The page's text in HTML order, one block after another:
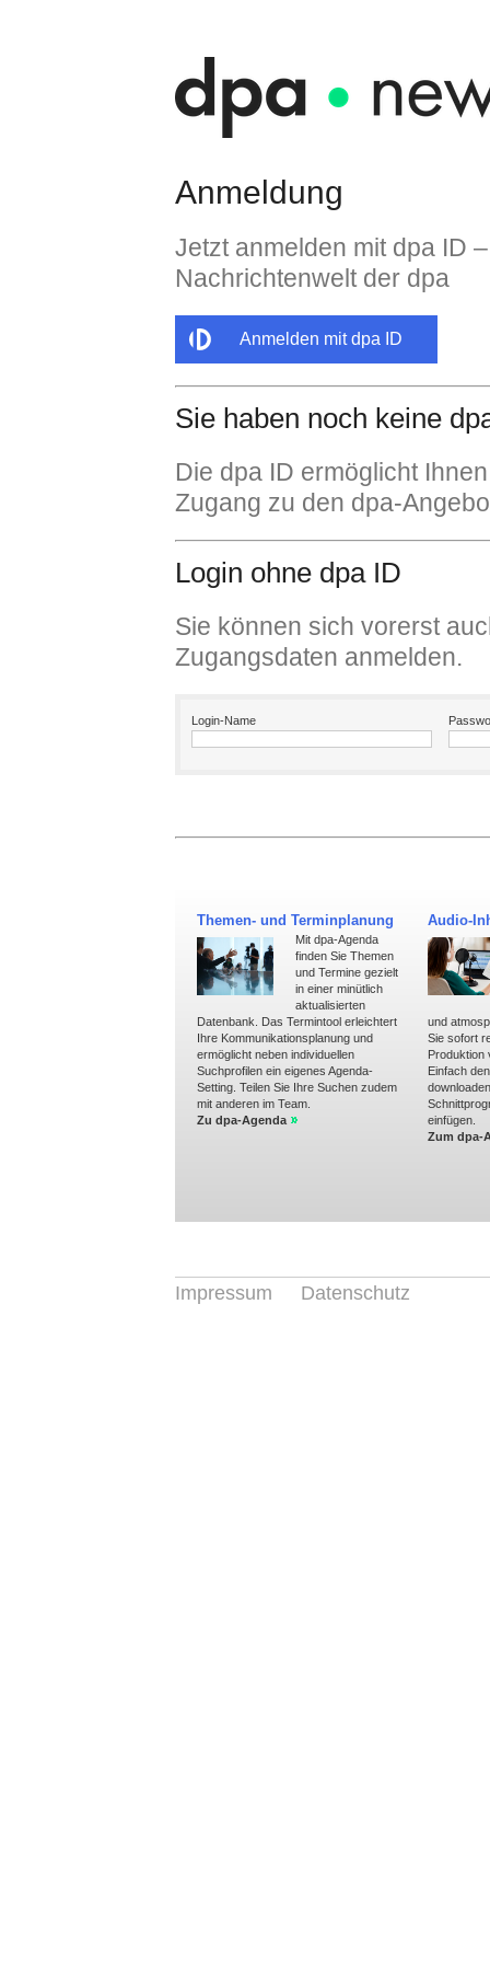
Anmeldung
Jetzt anmelden mit dpa ID
Nachrichtenwelt der dpa
Anmelden mit dpa ID
Sie haben noch keine
Die dpa ID ermöglicht
Zugang zu den dpa-
Login ohne dpa ID
Sie können sich vorerst
Zugangsdaten anmelden.
Login-Name
Themen- und Terminplanung
Mit dpa-Agenda
finden Sie Themen
und Termine gezielt
in einer minütlich
aktualisierten
Datenbank. Das Termintool erleichtert
Ihre Kommunikationsplanung und
ermöglicht neben individuellen
Suchprofilen ein eigenes Agenda-
Setting. Teilen Sie Ihre Suchen zudem
mit anderen im Team.
Zu dpa-Agenda
Audio-
und
Sie sofort
Produktion
Einfach
einfügen.
Zum dpa-
Impressum Datenschutz